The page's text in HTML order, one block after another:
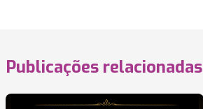
Publicações relacionadas